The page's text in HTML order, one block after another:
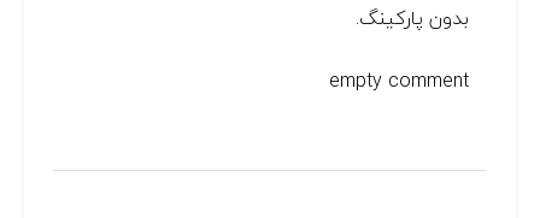
بدون پارکینگ.
empty comment